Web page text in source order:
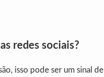
redes sociais?
isso pode ser um sinal de